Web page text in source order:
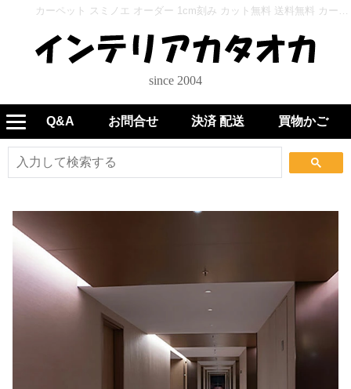
カーペット スミノエ オーダー 1cm刻み カット無料 送料無料 カーレントツイル CUT - インテリアカタオカ
since 2004
Q&A お問合せ 決済 配送 買物かご